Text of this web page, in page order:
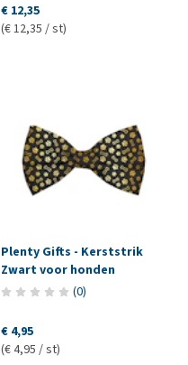
€ 12,35
(€ 12,35 / st)
Plenty Gifts - Kerststrik
Zwart voor honden
(0)
€ 4,95
(€ 4,95 / st)